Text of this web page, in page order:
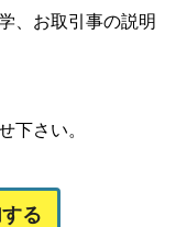
、お取引事の説明
下さい。
る